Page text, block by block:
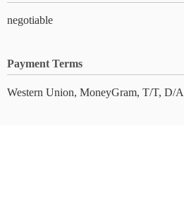
negotiable
Payment Terms
Western Union, MoneyGram, T/T, D/